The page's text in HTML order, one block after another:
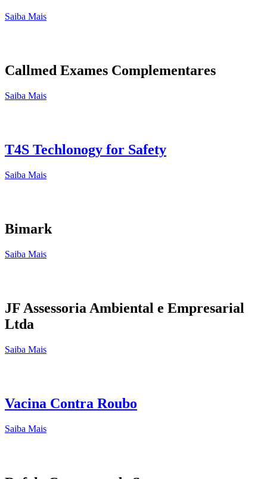
Saiba Mais
Callmed Exames Complementares
Saiba Mais
T4S Techlonogy for Safety
Saiba Mais
Bimark
Saiba Mais
JF Assessoria Ambiental e Empresarial
Ltda
Saiba Mais
Vacina Contra Roubo
Saiba Mais